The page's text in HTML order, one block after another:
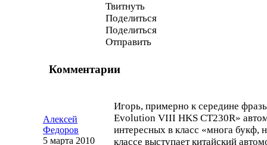
Твитнуть
Поделиться
Поделиться
Отправить
Комментарии
Алексей
Федоров
5 марта 2010
Игорь, примерно к середине
Evolution VIII HKS CT230R»
интересных в класс «многа букф,
классе выступает китайский